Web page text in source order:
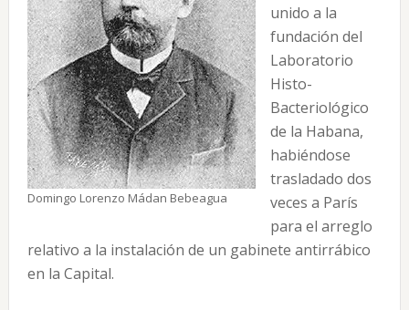
Domingo Lorenzo Mádan Bebeagua
unido a la
fundación del
Laboratorio
Histo-
Bacteriológico
de la Habana,
habiéndose
trasladado dos
veces a París
para el arreglo
relativo a la instalación de un gabinete antirrábico
en la Capital.